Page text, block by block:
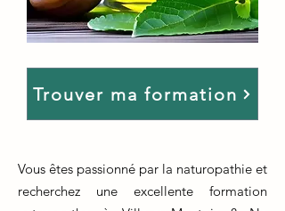
Trouver ma formation
Vous êtes passionné par la naturopathie et
recherchez une excellente formation